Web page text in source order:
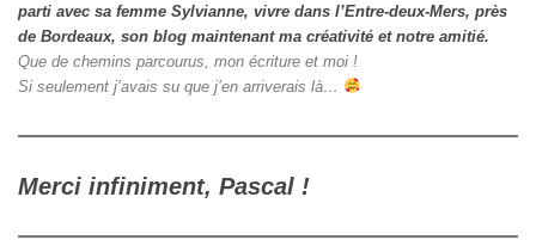
parti avec sa femme Sylvianne, vivre dans l’Entre-deux-Mers, près
de Bordeaux, son blog maintenant ma créativité et notre amitié.
Que de chemins parcourus, mon écriture et moi !
Si seulement j’avais su que j’en arriverais là…
Merci infiniment, Pascal !